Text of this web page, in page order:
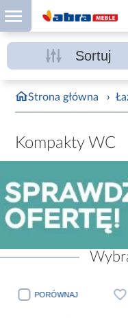
Sortuj
Strona główna ›
Kompakty WC
PORÓWNAJ